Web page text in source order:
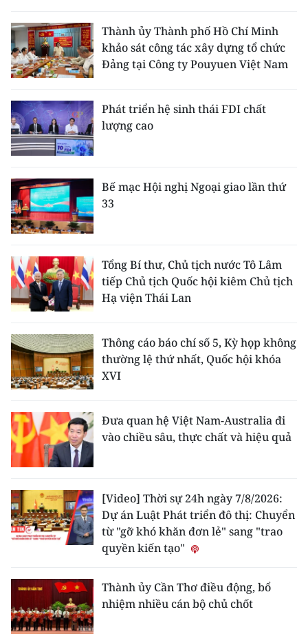
Thành ủy Thành phố Hồ Chí Minh
khảo sát công tác xây dựng tổ chức
Đảng tại Công ty Pouyuen Việt Nam
Phát triển hệ sinh thái FDI chất
lượng cao
Bế mạc Hội nghị Ngoại giao lần thứ
33
Tổng Bí thư, Chủ tịch nước Tô Lâm
tiếp Chủ tịch Quốc hội kiêm Chủ tịch
Hạ viện Thái Lan
Thông cáo báo chí số 5, Kỳ họp không
thường lệ thứ nhất, Quốc hội khóa
XVI
Đưa quan hệ Việt Nam-Australia đi
vào chiều sâu, thực chất và hiệu quả
[Video] Thời sự 24h ngày 7/8/2026:
Dự án Luật Phát triển đô thị: Chuyển
từ "gỡ khó khăn đơn lẻ" sang "trao
quyền kiến tạo"
Thành ủy Cần Thơ điều động, bổ
nhiệm nhiều cán bộ chủ chốt